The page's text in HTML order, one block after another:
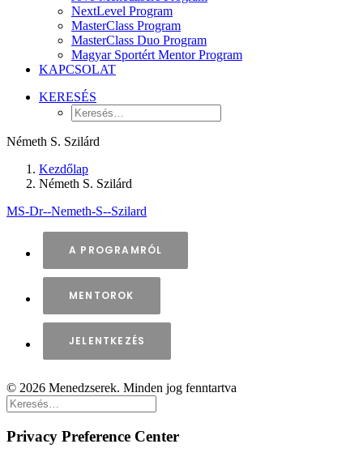
NextLevel Program
MasterClass Program
MasterClass Duo Program
Magyar Sportért Mentor Program
KAPCSOLAT
KERESÉS
Németh S. Szilárd
Kezdőlap
Németh S. Szilárd
MS-Dr--Nemeth-S--Szilard
A PROGRAMRÓL
MENTOROK
JELENTKEZÉS
© 2026 Menedzserek. Minden jog fenntartva
Privacy Preference Center